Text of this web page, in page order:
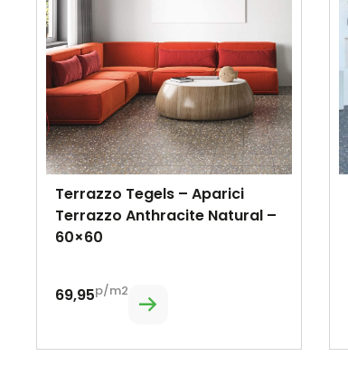
Terrazzo Tegels – Aparici
Terrazzo Anthracite Natural –
60×60
69,95p/m2